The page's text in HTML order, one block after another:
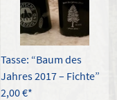
Tasse: “Baum des
Jahres 2017 – Fichte”
2,00€